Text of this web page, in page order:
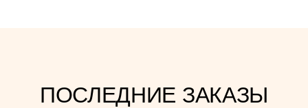
ПОСЛЕДНИЕ ЗАКАЗЫ